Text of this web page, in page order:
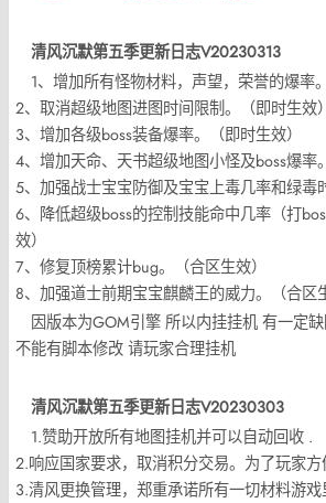
清风沉默第五季更新日志V20230313
1、增加所有怪物材料，声望，荣誉的爆率
2、取消超级地图进图时间限制。（即时生效）
3、增加各级boss装备爆率。（即时生效）
4、增加天命、天书超级地图小怪及boss爆率
5、加强战士宝宝防御及宝宝上毒几率和绿毒
6、降低超级boss的控制技能命中几率（打
效）
7、修复顶榜累计bug。（合区生效）
8、加强道士前期宝宝麒麟王的威力。（合区
因版本为GOM引擎 所以内挂挂机 有一定
不能有脚本修改 请玩家合理挂机
清风沉默第五季更新日志V20230303
1.赞助开放所有地图挂机并可以自动回收 .
2.响应国家要求，取消积分交易。为了玩家方
3.清风更换管理，郑重承诺所有一切材料游戏